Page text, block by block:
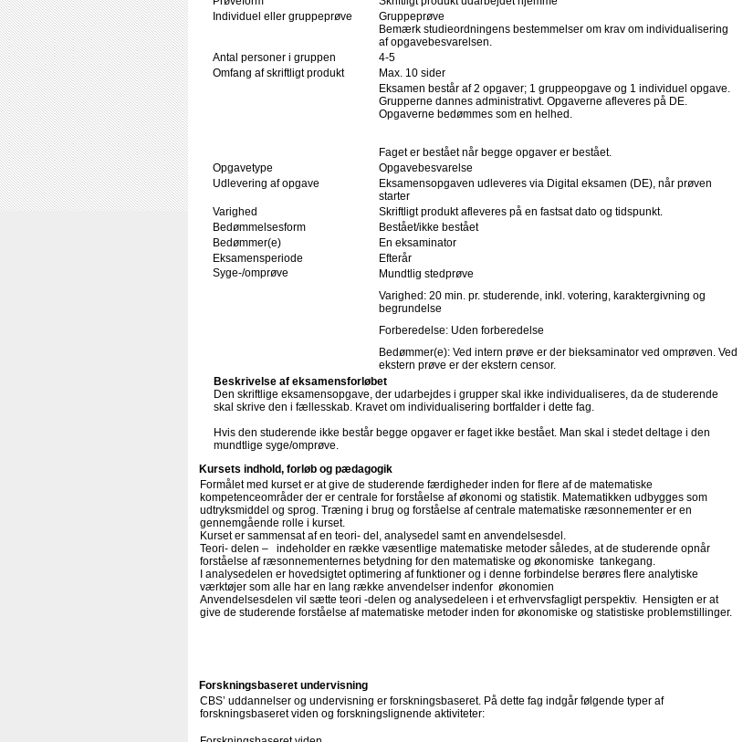
Individuel eller gruppeprøve
Gruppeprøve
Bemærk studieordningens bestemmelser om krav om individualisering
af opgavebesvarelsen.
Antal personer i gruppen
4-5
Omfang af skriftligt produkt
Max. 10 sider
Eksamen består af 2 opgaver; 1 gruppeopgave og 1 individuel opgave.
Grupperne dannes administrativt. Opgaverne afleveres på DE.
Opgaverne bedømmes som en helhed.
Faget er bestået når begge opgaver er bestået.
Opgavetype
Opgavebesvarelse
Udlevering af opgave
Eksamensopgaven udleveres via Digital eksamen (DE), når prøven
starter
Varighed
Skriftligt produkt afleveres på en fastsat dato og tidspunkt.
Bedømmelsesform
Bestået/ikke bestået
Bedømmer(e)
En eksaminator
Eksamensperiode
Efterår
Syge-/omprøve
Mundtlig stedprøve
Varighed: 20 min. pr. studerende, inkl. votering, karaktergivning og
begrundelse
Forberedelse: Uden forberedelse
Bedømmer(e): Ved intern prøve er der bieksaminator ved omprøven. Ved
ekstern prøve er der ekstern censor.
Beskrivelse af eksamensforløbet
Den skriftlige eksamensopgave, der udarbejdes i grupper skal ikke individualiseres, da de studerende
skal skrive den i fællesskab. Kravet om individualisering bortfalder i dette fag.
Hvis den studerende ikke består begge opgaver er faget ikke bestået. Man skal i stedet deltage i den
mundtlige syge/omprøve.
Kursets indhold, forløb og pædagogik
Formålet med kurset er at give de studerende færdigheder inden for flere af de matematiske
kompetenceområder der er centrale for forståelse af økonomi og statistik. Matematikken udbygges som
udtryksmiddel og sprog. Træning i brug og forståelse af centrale matematiske ræsonnementer er en
gennemgående rolle i kurset.
Kurset er sammensat af en teori- del, analysedel samt en anvendelsesdel.
Teori- delen – indeholder en række væsentlige matematiske metoder således, at de studerende opnår
forståelse af ræsonnementernes betydning for den matematiske og økonomiske tankegang.
I analysedelen er hovedsigtet optimering af funktioner og i denne forbindelse berøres flere analytiske
værktøjer som alle har en lang række anvendelser indenfor økonomien
Anvendelsesdelen vil sætte teori -delen og analysedeleen i et erhvervsfagligt perspektiv. Hensigten er at
give de studerende forståelse af matematiske metoder inden for økonomiske og statistiske problemstillinger.
Forskningsbaseret undervisning
CBS’ uddannelser og undervisning er forskningsbaseret. På dette fag indgår følgende typer af
forskningsbaseret viden og forskningslignende aktiviteter: